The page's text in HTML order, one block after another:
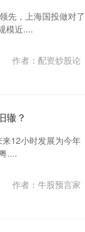
先，上海国投做对了
模近....
作者：配资炒股论
辙？
12小时发展为今年
....
作者：牛股预言家